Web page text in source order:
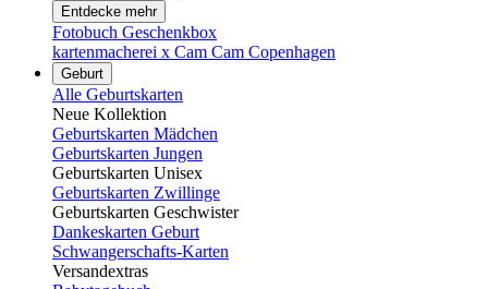
Entdecke mehr
Fotobuch Geschenkbox
kartenmacherei x Cam Cam Copenhagen
Geburt
Alle Geburtskarten
Neue Kollektion
Geburtskarten Mädchen
Geburtskarten Jungen
Geburtskarten Unisex
Geburtskarten Zwillinge
Geburtskarten Geschwister
Dankeskarten Geburt
Schwangerschafts-Karten
Versandextras